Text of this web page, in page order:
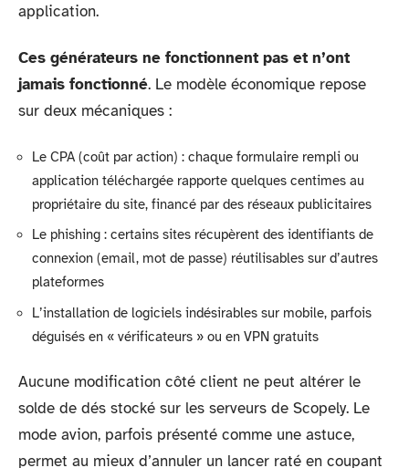
application.
Ces générateurs ne fonctionnent pas et n’ont
jamais fonctionné. Le modèle économique repose
sur deux mécaniques :
Le CPA (coût par action) : chaque formulaire rempli ou
application téléchargée rapporte quelques centimes au
propriétaire du site, financé par des réseaux publicitaires
Le phishing : certains sites récupèrent des identifiants de
connexion (email, mot de passe) réutilisables sur d’autres
plateformes
L’installation de logiciels indésirables sur mobile, parfois
déguisés en « vérificateurs » ou en VPN gratuits
Aucune modification côté client ne peut altérer le
solde de dés stocké sur les serveurs de Scopely. Le
mode avion, parfois présenté comme une astuce,
permet au mieux d’annuler un lancer raté en coupant